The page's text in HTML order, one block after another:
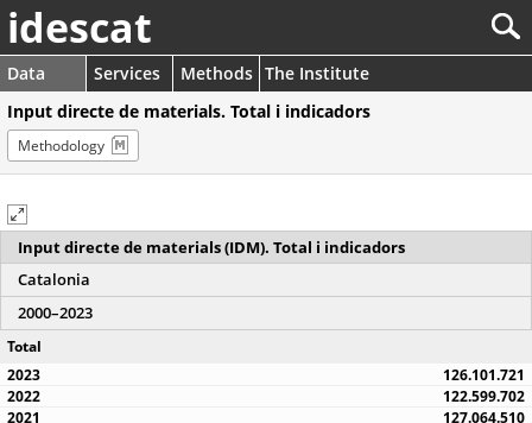
idescat
Data Services Methods The Institute
Input directe de materials. Total i indicadors
Methodology
Input directe de materials (IDM). Total i indicadors
Catalonia
2000–2023
Total
126.101.721
122.599.702
127.064.510